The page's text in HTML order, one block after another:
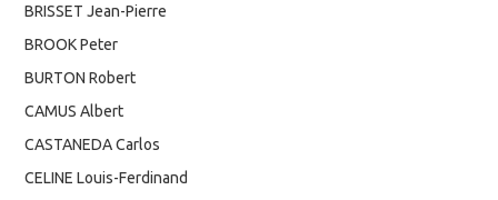
BRISSET Jean-Pierre
BROOK Peter
BURTON Robert
CAMUS Albert
CASTANEDA Carlos
CELINE Louis-Ferdinand